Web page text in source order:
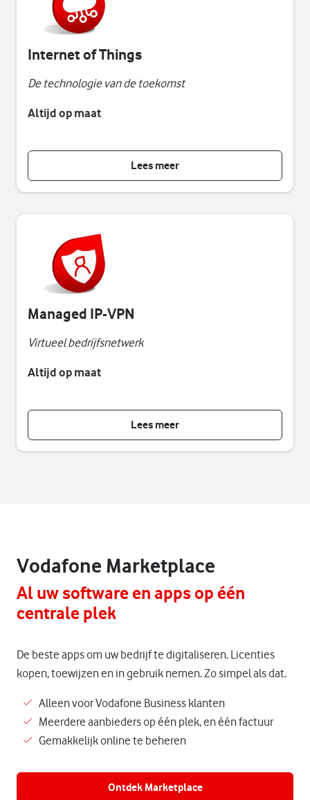
Internet of Things
De technologie van de toekomst
Altijd op maat
Lees meer
Managed IP-VPN
Virtueel bedrijfsnetwerk
Altijd op maat
Lees meer
Vodafone Marketplace
Al uw software en apps op één
centrale plek
De beste apps om uw bedrijf te digitaliseren. Licenties
kopen, toewijzen en in gebruik nemen. Zo simpel als dat.
Alleen voor Vodafone Business klanten
Meerdere aanbieders op één plek, en één factuur
Gemakkelijk online te beheren
Ontdek Marketplace